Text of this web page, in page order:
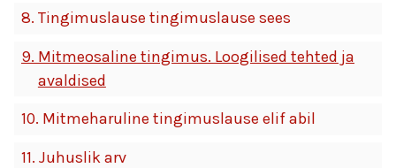
8. Tingimuslause tingimuslause sees
9. Mitmeosaline tingimus. Loogilised tehted ja
avaldised
10. Mitmeharuline tingimuslause elif abil
11. Juhuslik arv